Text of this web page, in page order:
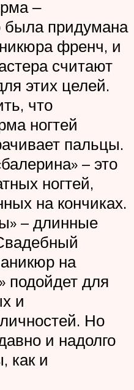
‒
была придумана
френч, и
считают
этих целей.
что
ногтей
пальцы.
– это
ногтей,
на кончиках.
– длинные
на
подойдет для
и
Но
и надолго
как и